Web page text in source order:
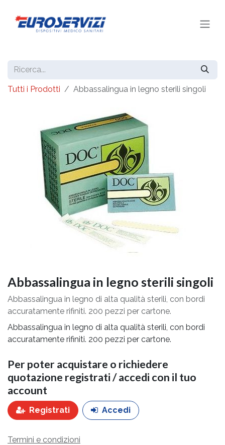
Tutti i Prodotti Abbassalingua in legno sterili singoli
Abbassalingua in legno sterili singoli
Abbassalingua in legno di alta qualità sterili, con bordi
accuratamente rifiniti. 200 pezzi per cartone.
Abbassalingua in legno di alta qualità sterili, con bordi
accuratamente rifiniti. 200 pezzi per cartone.
Per poter acquistare o richiedere
quotazione registrati / accedi con il tuo
account
Registrati Accedi
Termini e condizioni